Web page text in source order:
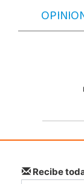
11405, Jerez de la
Recibe